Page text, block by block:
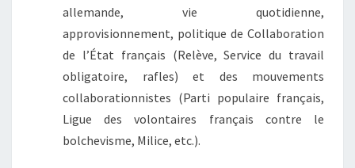
allemande, vie quotidienne,
approvisionnement, politique de Collaboration
de l’État français (Relève, Service du travail
obligatoire, rafles) et des mouvements
collaborationnistes (Parti populaire français,
Ligue des volontaires français contre le
bolchevisme, Milice, etc.).